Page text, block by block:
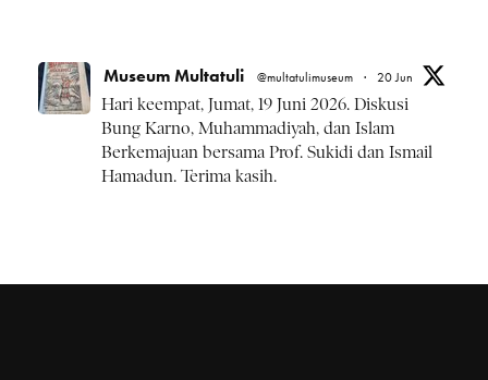
Museum Multatuli @multatulimuseum · 20 Jun
Hari keempat, Jumat, 19 Juni 2026. Diskusi
Bung Karno, Muhammadiyah, dan Islam
Berkemajuan bersama Prof. Sukidi dan Ismail
Hamadun. Terima kasih.